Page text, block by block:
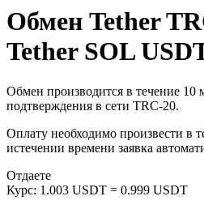
Обмен Tether
Tether SOL
Обмен производится в течение 10
подтверждения в сети TRC-20.
Оплату необходимо произвести в
истечении времени заявка
Отдаете
Курс: 1.003 USDT = 0.999 USDT